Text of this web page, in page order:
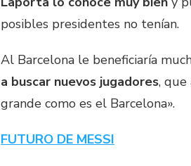
posibles presidentes no tenían.
Al Barcelona le beneficiaría
a buscar nuevos jugadores, que
grande como es el Barcelona».
FUTURO DE MESSI